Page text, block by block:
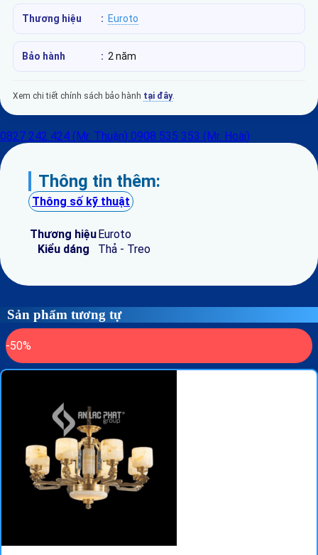
Thương hiệu : Euroto
Bảo hành : 2 năm
Xem chi tiết chính sách bảo hành tại đây.
0827 242 424 (Mr. Thuận) 0908 535 353 (Mr. Hoài)
Thông tin thêm:
Thông số kỹ thuật
Thương hiệuEuroto
Kiểu dáng
Thả - Treo
Sản phẩm tương tự
-50%